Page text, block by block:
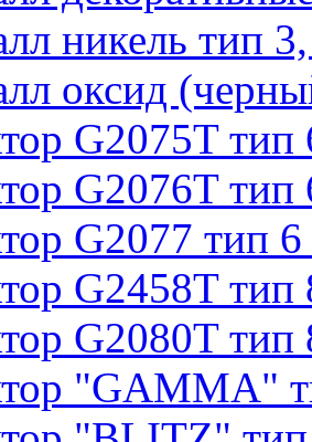
никель тип
оксид
G2075T тип
G2076T тип
G2077 тип 6
G2458T тип
G2080T тип
"GAMMA"